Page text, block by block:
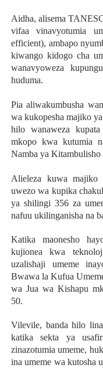
Aidha, alisema
vifaa vinavyotumia
efficient), ambapo
kiwango kidogo cha
wanavyoweza
huduma.
Pia aliwakumbusha
wa kukopesha majiko
hilo wanaweza
mkopo kwa kutumia
Namba ya
Alieleza kuwa majiko
uwezo wa kupika
ya shilingi 356 za
nafuu ukilinganisha na
Katika maonesho
kujionea kwa
uzalishaji umeme
Bwawa la Kufua
wa Jua wa Kishapu
50.
Vilevile, banda hilo
katika sekta ya
zinazotumia umeme,
ina umeme wa kutosha